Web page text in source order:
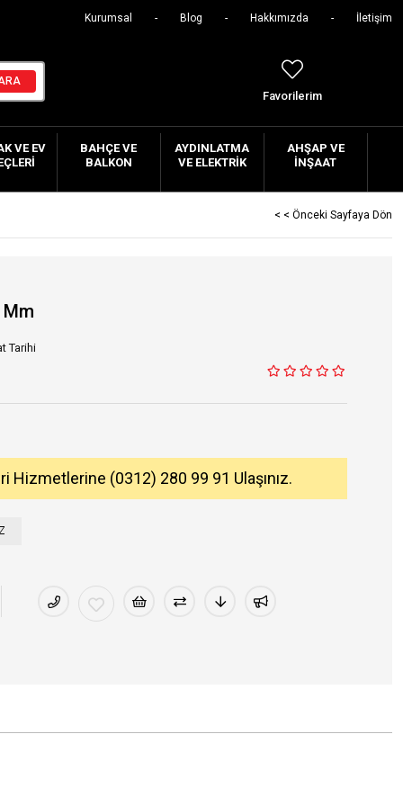
Kurumsal Blog Hakkımızda İletişim
Favorilerim
VE EV
BAHÇE VE
BALKON
AYDINLATMA
VE ELEKTRIK
AHŞAP VE
İNŞAAT
< < Önceki Sayfaya Dön
Tarihi
Hizmetlerine (0312) 280 99 91 Ulaşınız.